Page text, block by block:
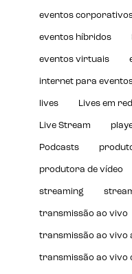
eventos
eventos híbridos
eventos virtuais
internet para
lives Lives em
Live Stream
Podcasts
produtora de vídeo
streaming
transmissão ao vivo
transmissão ao vivo
transmissão ao vivo